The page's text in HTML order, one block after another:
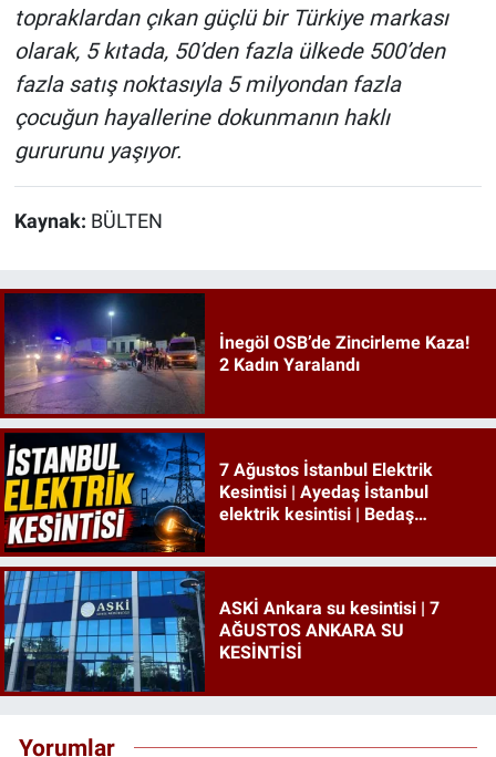
topraklardan çıkan güçlü bir Türkiye markası
olarak, 5 kıtada, 50’den fazla ülkede 500’den
fazla satış noktasıyla 5 milyondan fazla
çocuğun hayallerine dokunmanın haklı
gururunu yaşıyor.
Kaynak: BÜLTEN
İnegöl OSB’de Zincirleme Kaza!
2 Kadın Yaralandı
7 Ağustos İstanbul Elektrik
Kesintisi | Ayedaş İstanbul
elektrik kesintisi | Bedaş
ASKİ Ankara su kesintisi | 7
AĞUSTOS ANKARA SU
KESİNTİSİ
Yorumlar